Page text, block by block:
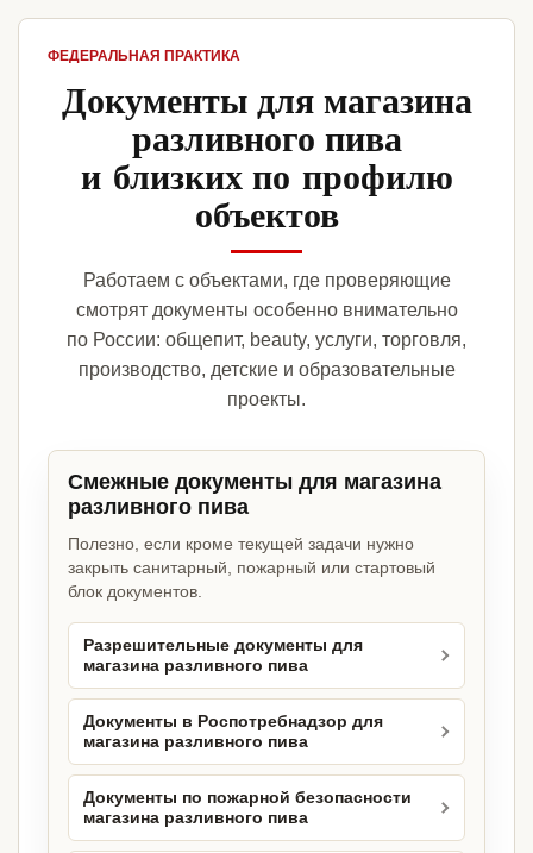
ФЕДЕРАЛЬНАЯ ПРАКТИКА
Документы для магазина
разливного пива
и близких по профилю
объектов
Работаем с объектами, где проверяющие
смотрят документы особенно внимательно
по России: общепит, beauty, услуги, торговля,
производство, детские и образовательные
проекты.
Смежные документы для магазина
разливного пива
Полезно, если кроме текущей задачи нужно
закрыть санитарный, пожарный или стартовый
блок документов.
Разрешительные документы для
магазина разливного пива
Документы в Роспотребнадзор для
магазина разливного пива
Документы по пожарной безопасности
магазина разливного пива